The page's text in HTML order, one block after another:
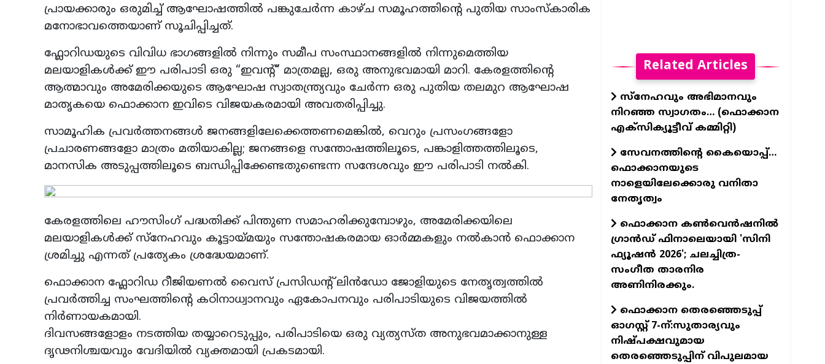
പ്രായക്കാരും ഒരുമിച്ച് ആഘോഷത്തിൽ പങ്കുചേർന്ന കാഴ്ച സമൂഹത്തിന്റെ പുതിയ സാംസ്കാരിക
മനോഭാവത്തെയാണ് സൂചിപ്പിച്ചത്.
ഫ്ലോറിഡയുടെ വിവിധ ഭാഗങ്ങളിൽ നിന്നും സമീപ സംസ്ഥാനങ്ങളിൽ നിന്നുമെത്തിയ
മലയാളികൾക്ക് ഈ പരിപാടി ഒരു “ഇവന്റ്” മാത്രമല്ല, ഒരു അനുഭവമായി മാറി. കേരളത്തിന്റെ
ആത്മാവും അമേരിക്കയുടെ ആഘോഷ സ്വാതന്ത്ര്യവും ചേർന്ന ഒരു പുതിയ തലമുറ ആഘോഷ
മാതൃകയെ ഫൊക്കാന ഇവിടെ വിജയകരമായി അവതരിപ്പിച്ചു.
സാമൂഹിക പ്രവർത്തനങ്ങൾ ജനങ്ങളിലേക്കെത്തണമെങ്കിൽ, വെറും പ്രസംഗങ്ങളോ
പ്രചാരണങ്ങളോ മാത്രം മതിയാകില്ല; ജനങ്ങളെ സന്തോഷത്തിലൂടെ, പങ്കാളിത്തത്തിലൂടെ,
മാനസിക അടുപ്പത്തിലൂടെ ബന്ധിപ്പിക്കേണ്ടതുണ്ടെന്ന സന്ദേശവും ഈ പരിപാടി നൽകി.
കേരളത്തിലെ ഹൗസിംഗ് പദ്ധതിക്ക് പിന്തുണ സമാഹരിക്കുമ്പോഴും, അമേരിക്കയിലെ
മലയാളികൾക്ക് സ്നേഹവും കൂട്ടായ്മയും സന്തോഷകരമായ ഓർമ്മകളും നൽകാൻ ഫൊക്കാന
ശ്രമിച്ചു എന്നത് പ്രത്യേകം ശ്രദ്ധേയമാണ്.
ഫൊക്കാന ഫ്ലോറിഡ റീജിയണൽ വൈസ് പ്രസിഡന്റ് ലിൻഡോ ജോളിയുടെ നേതൃത്വത്തിൽ
പ്രവർത്തിച്ച സംഘത്തിന്റെ കഠിനാധ്വാനവും ഏകോപനവും പരിപാടിയുടെ വിജയത്തിൽ
നിർണായകമായി.
ദിവസങ്ങളോളം നടത്തിയ തയ്യാറെടുപ്പും, പരിപാടിയെ ഒരു വ്യത്യസ്ത അനുഭവമാക്കാനുള്ള
ദൃഢനിശ്ചയവും വേദിയിൽ വ്യക്തമായി പ്രകടമായി.
Related Articles
സ്നേഹവും അഭിമാനവും
നിറഞ്ഞ സ്വാഗതം… (ഫൊക്കാന
എക്സിക്യൂട്ടീവ് കമ്മിറ്റി)
സേവനത്തിന്റെ കൈയൊപ്പ്…
ഫൊക്കാനയുടെ
നാളെയിലേക്കൊരു വനിതാ
നേതൃത്വം
ഫൊക്കാന കണ്‍വെന്‍ഷനില്‍
ഗ്രാന്‍ഡ് ഫിനാലെയായി 'സിനി
ഫ്യൂഷന്‍ 2026'; ചലച്ചിത്ര-
സംഗീത താരനിര
അണിനിരക്കും.
ഫൊക്കാന തെരഞ്ഞെടുപ്പ്
ഓഗസ്റ്റ് 7-ന്:സുതാര്യവും
നിഷ്പക്ഷവുമായ
തെരഞ്ഞെടുപ്പിന് വിപുലമായ